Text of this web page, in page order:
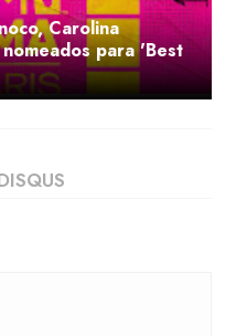
Carolina
para 'Best